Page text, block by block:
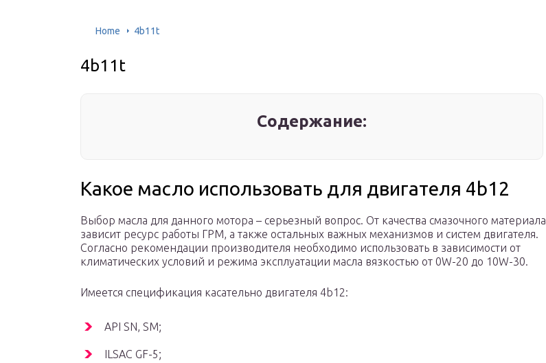
Home 4b11t
4b11t
Содержание:
Какое масло использовать для двигателя 4b12
Выбор масла для данного мотора – серьезный вопрос. От качества смазочного материала
зависит ресурс работы ГРМ, а также остальных важных механизмов и систем двигателя.
Согласно рекомендации производителя необходимо использовать в зависимости от
климатических условий и режима эксплуатации масла вязкостью от 0W-20 до 10W-30.
Имеется спецификация касательно двигателя 4b12:
API SN, SM;
ILSAC GF-5;